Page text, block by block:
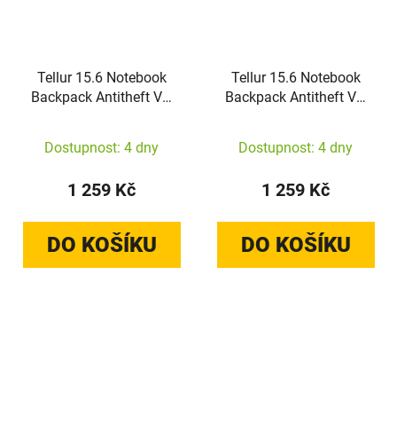
Tellur 15.6 Notebook
Backpack Antitheft V2,
Dostupnost: 4 dny
1 259 Kč
DO KOŠÍKU
Tellur 15.6 Notebook
Backpack Antitheft V2,
Dostupnost: 4 dny
1 259 Kč
DO KOŠÍKU